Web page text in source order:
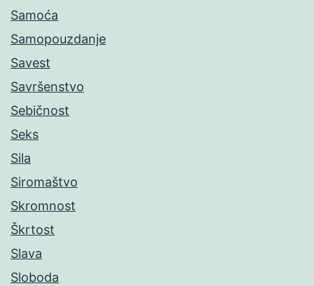
Samoća
Samopouzdanje
Savest
Savršenstvo
Sebičnost
Seks
Sila
Siromaštvo
Skromnost
Škrtost
Slava
Sloboda